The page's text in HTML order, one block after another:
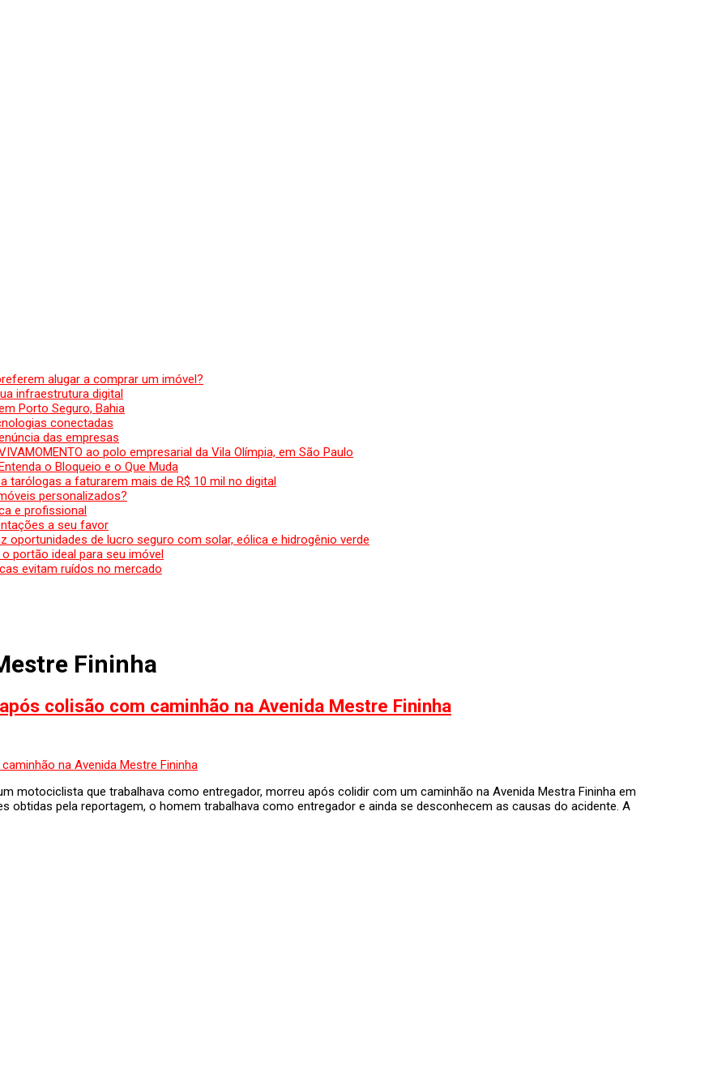
alugar a comprar um imóvel?
infraestrutura digital
Porto Seguro, Bahia
conectadas
das empresas
ao polo empresarial da Vila Olímpia, em São Paulo
o Bloqueio e o Que Muda
tarólogas a faturarem mais de R$ 10 mil no digital
personalizados?
e profissional
a seu favor
oportunidades de lucro seguro com solar, eólica e hidrogênio verde
portão ideal para seu imóvel
evitam ruídos no mercado
Fininha
colisão com caminhão na Avenida Mestre Fininha
motociclista que trabalhava como entregador, morreu após colidir com um caminhão na Avenida Mestra Fininha em
pela reportagem, o homem trabalhava como entregador e ainda se desconhecem as causas do acidente. A